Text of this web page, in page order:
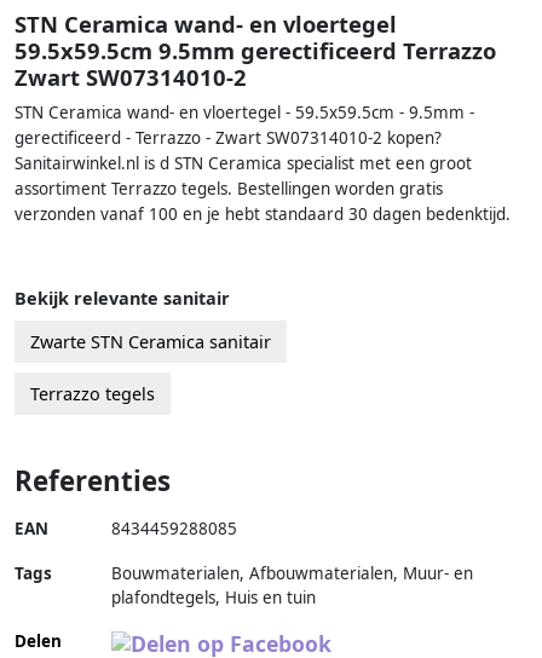
STN Ceramica wand- en vloertegel
59.5x59.5cm 9.5mm gerectificeerd Terrazzo
Zwart SW07314010-2
STN Ceramica wand- en vloertegel - 59.5x59.5cm - 9.5mm -
gerectificeerd - Terrazzo - Zwart SW07314010-2 kopen?
Sanitairwinkel.nl is d STN Ceramica specialist met een groot
assortiment Terrazzo tegels. Bestellingen worden gratis
verzonden vanaf 100 en je hebt standaard 30 dagen bedenktijd.
Bekijk relevante sanitair
Zwarte STN Ceramica sanitair
Terrazzo tegels
Referenties
EAN 8434459288085
Tags
Bouwmaterialen, Afbouwmaterialen, Muur- en
plafondtegels, Huis en tuin
Delen